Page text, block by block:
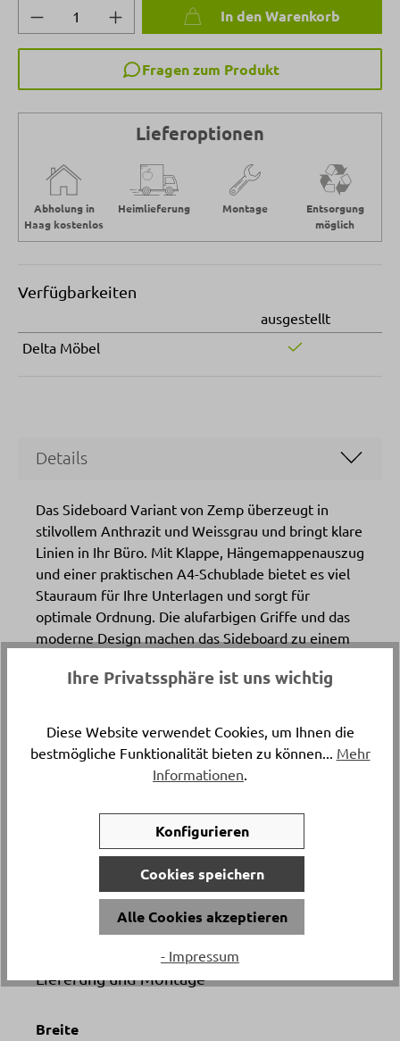
Produkt Anzahl: Gib den gewünschten
In den Warenkorb
Fragen zum Produkt
Lieferoptionen
Abholung in
Haag kostenlos
Heimlieferung Montage
Entsorgung
möglich
Verfügbarkeiten
ausgestellt
Delta Möbel
Details
Das Sideboard Variant von Zemp überzeugt in
stilvollem Anthrazit und Weissgrau und bringt klare
Linien in Ihr Büro. Mit Klappe, Hängemappenauszug
und einer praktischen A4-Schublade bietet es viel
Stauraum für Ihre Unterlagen und sorgt für
optimale Ordnung. Die alufarbigen Griffe und das
moderne Design machen das Sideboard zu einem
Entdecken Sie dieses funktionale Büromöbel
Spezialisten für hochwertige Büromöbel und
Büroorganisation.
Versand & Lieferung
Lieferung und Montage
Breite
Ihre Privatssphäre ist uns wichtig
Diese Website verwendet Cookies, um Ihnen die
bestmögliche Funktionalität bieten zu können... Mehr
Informationen
Konfigurieren
Cookies speichern
Alle Cookies akzeptieren
- Impressum